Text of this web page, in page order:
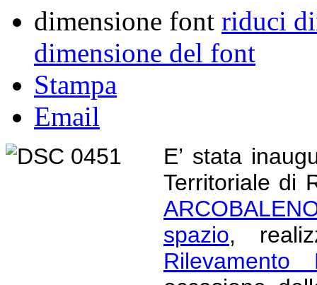
dimensione font riduci
dimensione del font
Stampa
Email
E’ stata
Territoriale di
spazio,
Rilevamento